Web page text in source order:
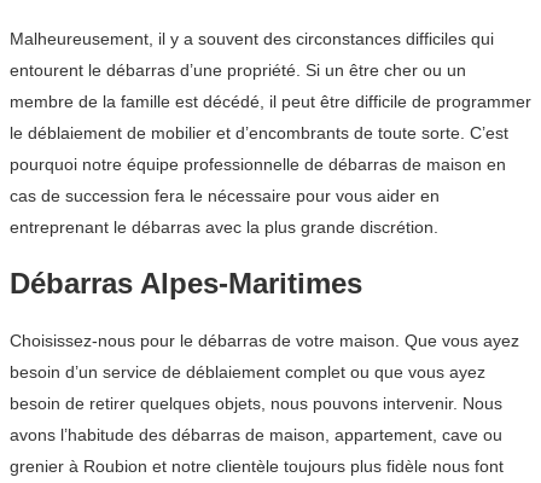
Malheureusement, il y a souvent des circonstances difficiles qui
entourent le débarras d’une propriété. Si un être cher ou un
membre de la famille est décédé, il peut être difficile de programmer
le déblaiement de mobilier et d’encombrants de toute sorte. C’est
pourquoi notre équipe professionnelle de débarras de maison en
cas de succession fera le nécessaire pour vous aider en
entreprenant le débarras avec la plus grande discrétion.
Débarras Alpes-Maritimes
Choisissez-nous pour le débarras de votre maison. Que vous ayez
besoin d’un service de déblaiement complet ou que vous ayez
besoin de retirer quelques objets, nous pouvons intervenir. Nous
avons l’habitude des débarras de maison, appartement, cave ou
grenier à Roubion et notre clientèle toujours plus fidèle nous font